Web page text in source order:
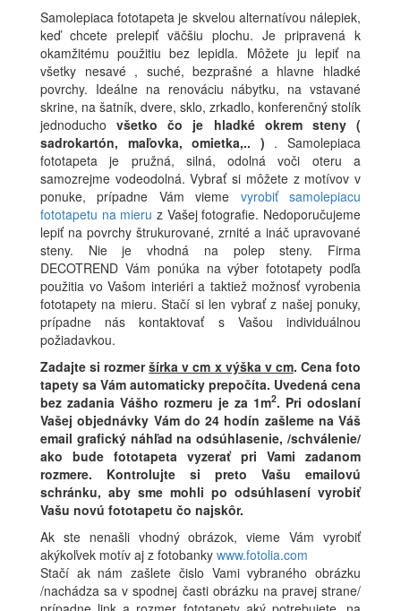
Samolepiaca fototapeta je skvelou alternatívou nálepiek,
keď chcete prelepiť väčšiu plochu. Je pripravená k
okamžitému použitiu bez lepidla. Môžete ju lepiť na
všetky nesavé , suché, bezprašné a hlavne hladké
povrchy. Ideálne na renováciu nábytku, na vstavané
skrine, na šatník, dvere, sklo, zrkadlo, konferenčný stolík
jednoduchovšetko čo je hladké okrem steny (
sadrokartón, maľovka, omietka,.. ) . Samolepiaca
fototapeta je pružná, silná, odolná voči oteru a
samozrejme vodeodolná. Vybrať si môžete z motívov v
ponuke, prípadne Vám vieme vyrobiť samolepiacu
fototapetu na mieru z Vašej fotografie. Nedoporučujeme
lepiť na povrchy štrukurované, zrnité a ináč upravované
steny. Nie je vhodná na polep steny. Firma
DECOTREND Vám ponúka na výber fototapety podľa
použitia vo Vašom interiéri a taktiež možnosť vyrobenia
fototapety na mieru. Stačí si len vybrať z našej ponuky,
prípadne nás kontaktovať s Vašou individuálnou
požiadavkou.
Zadajte si rozmeršírka v cm x výška v cm. Cena foto
tapety sa Vám automaticky prepočíta. Uvedená cena
bez zadania Vášho rozmeru je za 1m2. Pri odoslaní
Vašej objednávky Vám do 24 hodín zašleme na Váš
email grafický náhľad na odsúhlasenie, /schválenie/
ako bude fototapeta vyzerať pri Vami zadanom
rozmere. Kontrolujte si preto Vašu emailovú
schránku, aby sme mohli po odsúhlasení vyrobiť
Vašu novú fototapetu čo najskôr.
Ak ste nenašli vhodný obrázok, vieme Vám vyrobiť
akýkoľvek motív aj z fotobanky www.fotolia.com
Stačí ak nám zašlete čislo Vami vybraného obrázku
/nachádza sa v spodnej časti obrázku na pravej strane/